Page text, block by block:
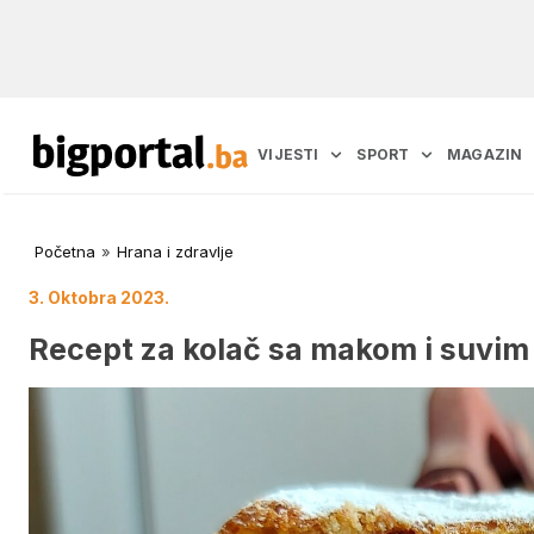
VIJESTI SPORT MAGAZIN
Početna » Hrana i zdravlje
3. Oktobra 2023.
Recept za kolač sa makom i